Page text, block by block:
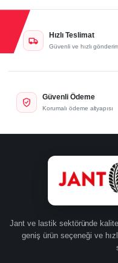
Hızlı Teslimat
Güvenli ve hızlı
Güvenli Ödeme
Korumalı ödeme altyapısı
Jant ve lastik sektöründe
geniş ürün seçeneği ve